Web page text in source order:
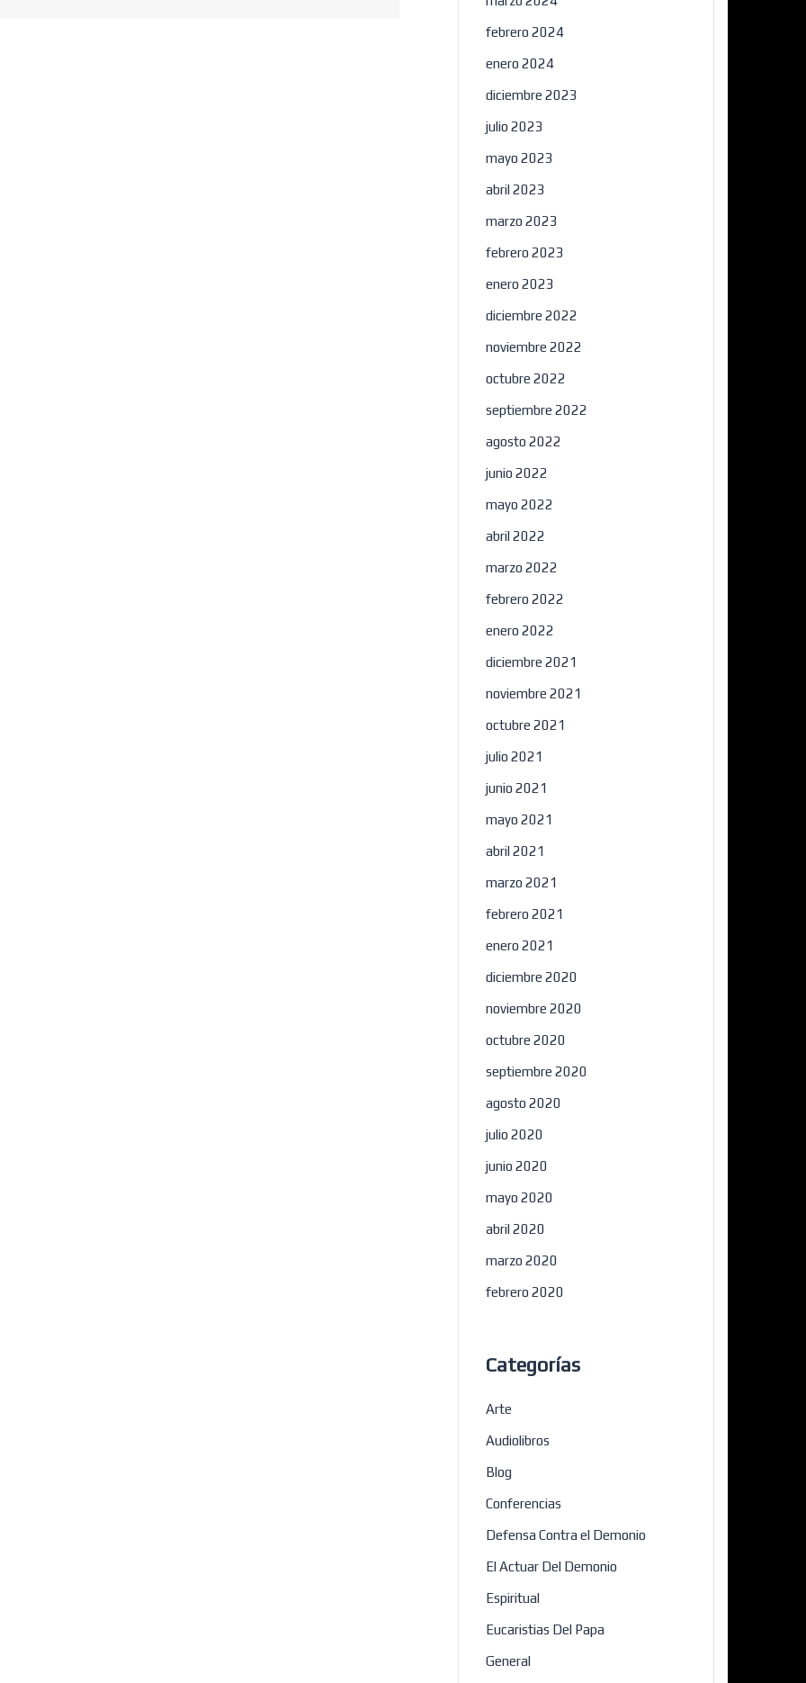
febrero 2024
enero 2024
diciembre 2023
julio 2023
mayo 2023
abril 2023
marzo 2023
febrero 2023
enero 2023
diciembre 2022
noviembre 2022
octubre 2022
septiembre 2022
agosto 2022
junio 2022
mayo 2022
abril 2022
marzo 2022
febrero 2022
enero 2022
diciembre 2021
noviembre 2021
octubre 2021
julio 2021
junio 2021
mayo 2021
abril 2021
marzo 2021
febrero 2021
enero 2021
diciembre 2020
noviembre 2020
octubre 2020
septiembre 2020
agosto 2020
julio 2020
junio 2020
mayo 2020
abril 2020
marzo 2020
febrero 2020
Categorías
Arte
Audiolibros
Blog
Conferencias
Defensa Contra el Demonio
El Actuar Del Demonio
Espiritual
Eucaristias Del Papa
General